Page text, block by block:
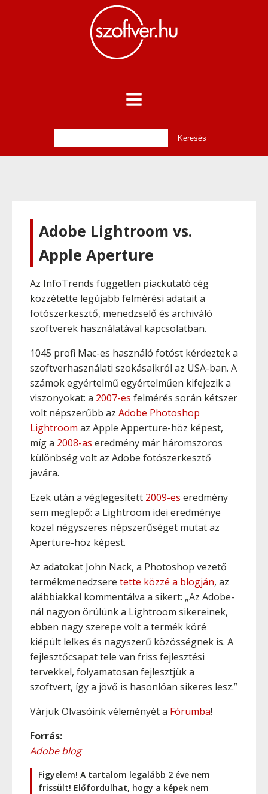
Adobe Lightroom vs.
Apple Aperture
Az InfoTrends független piackutató cég
közzétette legújabb felmérési adatait a
fotószerkesztő, menedzselő és archiváló
szoftverek használatával kapcsolatban.
1045 profi Mac-es használó fotóst kérdeztek a
szoftverhasználati szokásaikról az USA-ban. A
számok egyértelmű egyértelműen kifejezik a
viszonyokat: a 2007-es felmérés során kétszer
volt népszerűbb az Adobe Photoshop
Lightroom az Apple Apperture-höz képest,
míg a 2008-as eredmény már háromszoros
különbség volt az Adobe fotószerkesztő
javára.
Ezek után a véglegesített 2009-es eredmény
sem meglepő: a Lightroom idei eredménye
közel négyszeres népszerűséget mutat az
Aperture-höz képest.
Az adatokat John Nack, a Photoshop vezető
termékmenedzsere tette közzé a blogján, az
alábbiakkal kommentálva a sikert: „Az Adobe-
nál nagyon örülünk a Lightroom sikereinek,
ebben nagy szerepe volt a termék köré
kiépült lelkes és nagyszerű közösségnek is. A
fejlesztőcsapat tele van friss fejlesztési
tervekkel, folyamatosan fejlesztjük a
szoftvert, így a jövő is hasonlóan sikeres lesz.”
Várjuk Olvasóink véleményét a Fórumba!
Forrás:
Adobe blog
Figyelem! A tartalom legalább 2 éve nem
frissült! Előfordulhat, hogy a képek nem